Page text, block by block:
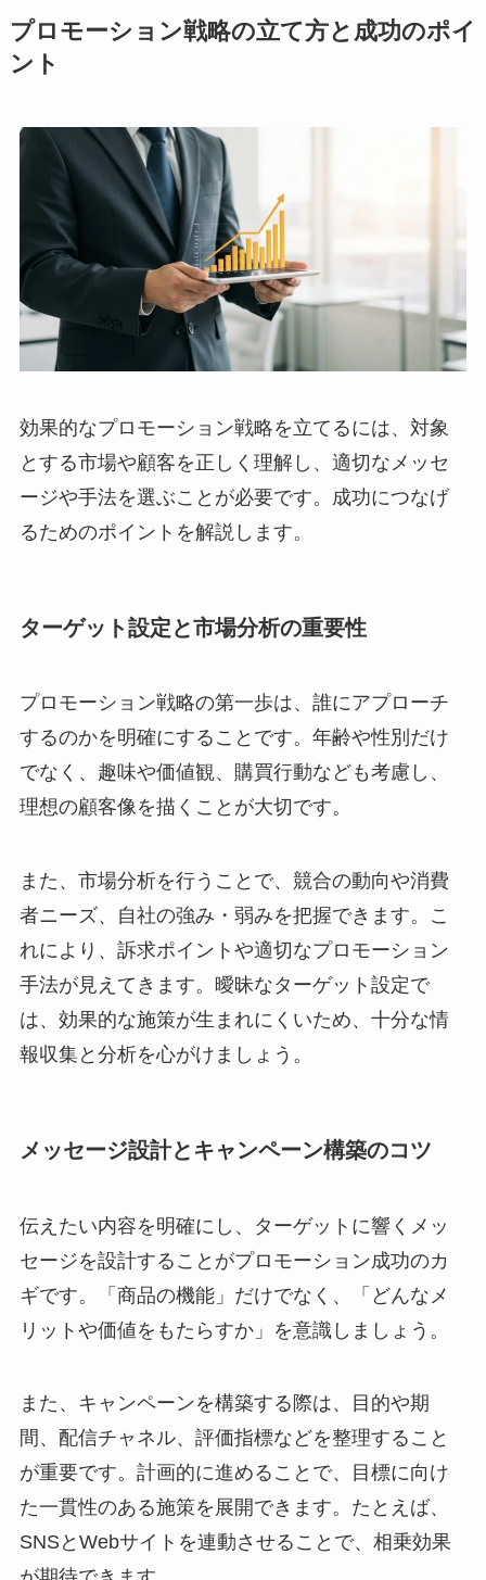
プロモーション戦略の立て方と成功のポイ
ント
効果的なプロモーション戦略を立てるには、対象
とする市場や顧客を正しく理解し、適切なメッセ
ージや手法を選ぶことが必要です。成功につなげ
るためのポイントを解説します。
ターゲット設定と市場分析の重要性
プロモーション戦略の第一歩は、誰にアプローチ
するのかを明確にすることです。年齢や性別だけ
でなく、趣味や価値観、購買行動なども考慮し、
理想の顧客像を描くことが大切です。
また、市場分析を行うことで、競合の動向や消費
者ニーズ、自社の強み・弱みを把握できます。こ
れにより、訴求ポイントや適切なプロモーション
手法が見えてきます。曖昧なターゲット設定で
は、効果的な施策が生まれにくいため、十分な情
報収集と分析を心がけましょう。
メッセージ設計とキャンペーン構築のコツ
伝えたい内容を明確にし、ターゲットに響くメッ
セージを設計することがプロモーション成功のカ
ギです。「商品の機能」だけでなく、「どんなメ
リットや価値をもたらすか」を意識しましょう。
また、キャンペーンを構築する際は、目的や期
間、配信チャネル、評価指標などを整理すること
が重要です。計画的に進めることで、目標に向け
た一貫性のある施策を展開できます。たとえば、
SNSとWebサイトを連動させることで、相乗効果